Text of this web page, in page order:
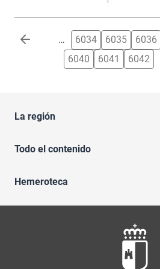
Paginación … 6034 6035 6036
6040
6041 6042
La región
Todo el contenido
Hemeroteca